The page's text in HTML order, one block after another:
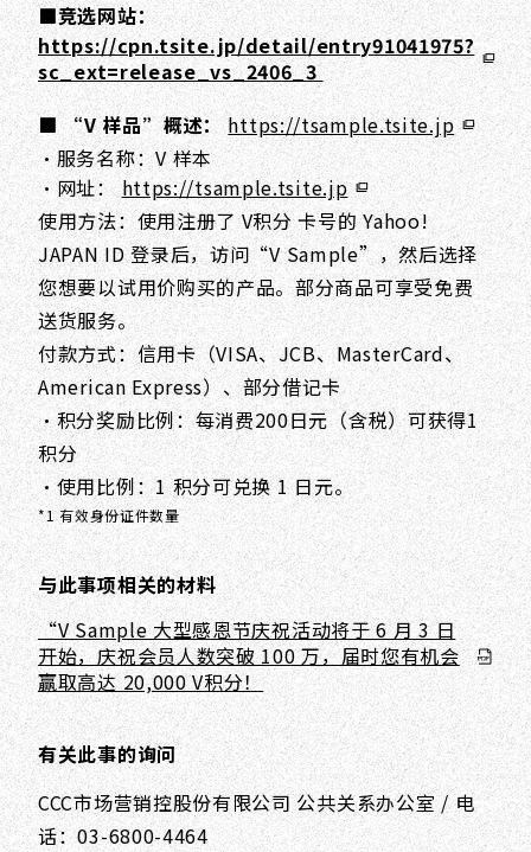
■竞选网站：
https://cpn.tsite.jp/detail/entry91041975?
sc_ext=release_vs_2406_3
■ “V 样品”概述： https://tsample.tsite.jp
・服务名称：V 样本
・网址： https://tsample.tsite.jp
使用方法：使用注册了 V积分 卡号的 Yahoo!
JAPAN ID 登录后，访问“V Sample”，然后选择
您想要以试用价购买的产品。部分商品可享受免费
送货服务。
付款方式：信用卡（VISA、JCB、MasterCard、
American Express）、部分借记卡
・积分奖励比例：每消费200日元（含税）可获得1
积分
・使用比例：1 积分可兑换 1 日元。
*1 有效身份证件数量
与此事项相关的材料
“V Sample 大型感恩节庆祝活动将于 6 月 3 日
开始，庆祝会员人数突破 100 万，届时您有机会
赢取高达 20,000 V积分！
有关此事的询问
CCC市场营销控股份有限公司 公共关系办公室 / 电
话：03-6800-4464